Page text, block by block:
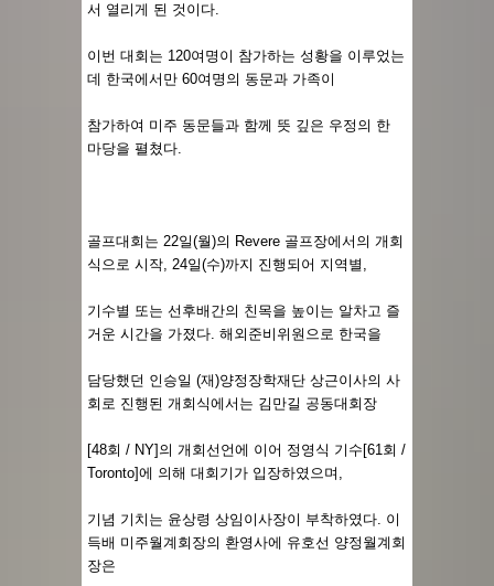
서 열리게 된 것이다.
이번 대회는 120여명이 참가하는 성황을 이루었는
데 한국에서만 60여명의 동문과 가족이
참가하여 미주 동문들과 함께 뜻 깊은 우정의 한
마당을 펼쳤다.
골프대회는 22일(월)의 Revere 골프장에서의 개회
식으로 시작, 24일(수)까지 진행되어 지역별,
기수별 또는 선후배간의 친목을 높이는 알차고 즐
거운 시간을 가졌다. 해외준비위원으로 한국을
담당했던 인승일 (재)양정장학재단 상근이사의 사
회로 진행된 개회식에서는 김만길 공동대회장
[48회 / NY]의 개회선언에 이어 정영식 기수[61회 /
Toronto]에 의해 대회기가 입장하였으며,
기념 기치는 윤상령 상임이사장이 부착하였다. 이
득배 미주월계회장의 환영사에 유호선 양정월계회
장은